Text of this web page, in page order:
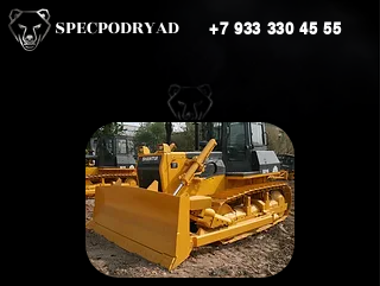
SPECPODRYAD +7 933 330 45 55